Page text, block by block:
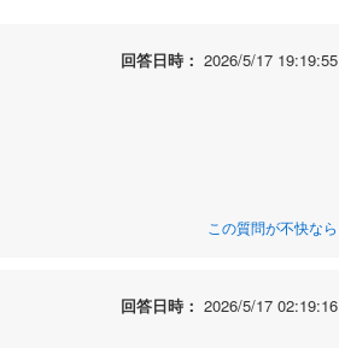
回答日時： 2026/5/17 19:19:55
この質問が不快なら
回答日時： 2026/5/17 02:19:16